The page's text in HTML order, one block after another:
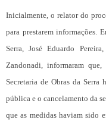
Inicialmente, o relator do
para prestarem informações.
Serra, José Eduardo
Zandonadi, informaram
Secretaria de Obras da Serra
pública e o cancelamento da
que as medidas haviam sido